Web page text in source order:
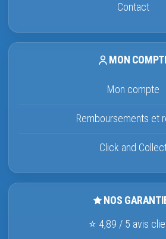
Contact
MON
Mon compte
Remboursements et
Click and
NOS
⭐ 4,89 / 5 avis